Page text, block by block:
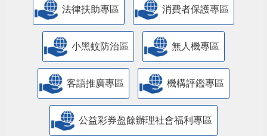
法律扶助專區 消費者保護專區
小黑蚊防治區 無人機專區
客語推廣專區 機構評鑑專區
公益彩券盈餘辦理社會福利專區